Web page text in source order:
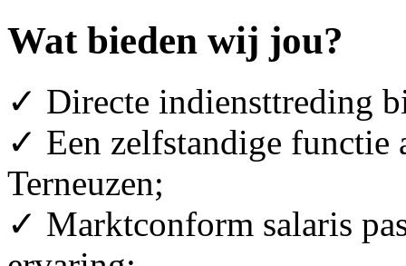
Wat bieden wij jou?
✓ Directe indiensttreding
✓ Een zelfstandige functie
Terneuzen;
✓ Marktconform salaris